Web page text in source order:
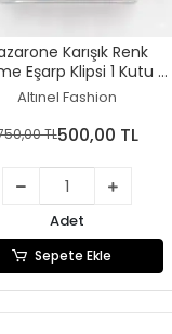
Karışık Renk
Eşarp Klipsi 1 Kutu -
adet) - (Eİ01-20)
Altınel Fashion
TL500,00 TL
Adet
Sepete Ekle